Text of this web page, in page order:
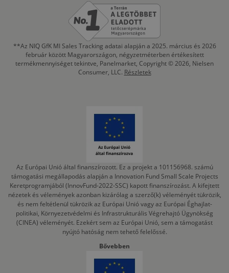
**Az NIQ GfK MI Sales Tracking adatai alapján a 2025. március és 2026
február között Magyarországon, négyzetméterben értékesített
termékmennyiséget tekintve, Panelmarket, Copyright © 2026, Nielsen
Consumer, LLC. Részletek
Az Európai Unió által finanszírozott. Ez a projekt a 101156968. számú
támogatási megállapodás alapján a Innovation Fund Small Scale Projects
Keretprogramjából (InnovFund-2022-SSC) kapott finanszírozást. A kifejtett
nézetek és vélemények azonban kizárólag a szerző(k) véleményét tükrözik,
és nem feltétlenül tükrözik az Európai Unió vagy az Európai Éghajlat-
politikai, Környezetvédelmi és Infrastrukturális Végrehajtó Ügynökség
(CINEA) véleményét. Ezekért sem az Európai Unió, sem a támogatást
nyújtó hatóság nem tehető felelőssé.
Bővebben